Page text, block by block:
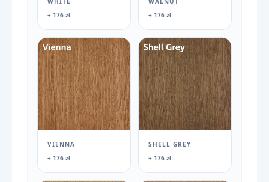
+ 176 zł
+ 176 zł
VIENNA
+ 176 zł
SHELL GREY
+ 176 zł